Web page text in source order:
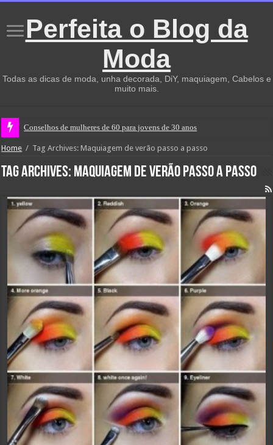
Perfeita o Blog da
Moda
Todas as dicas de moda, unha decorada, DiY, maquiagem, Cabelos e
muito mais.
Conselhos de mulheres de 60 para jovens de 30 anos
Home / Tag Archives: Maquiagem de verão passo a passo
Tag Archives: Maquiagem de verão passo a passo